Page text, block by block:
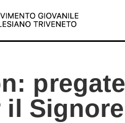
pregate
il Signore